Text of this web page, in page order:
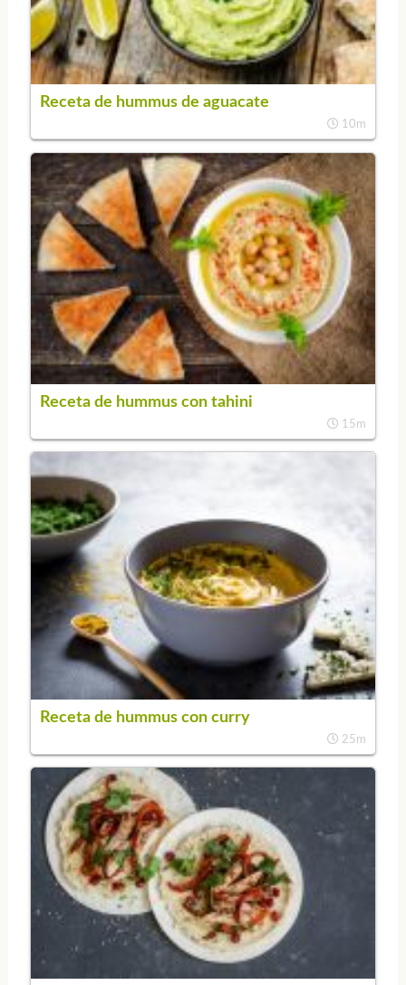
Receta de hummus de aguacate
10m
Receta de hummus con tahini
15m
Receta de hummus con curry
25m